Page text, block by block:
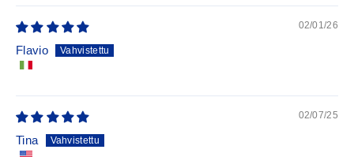
02/01/26
Flavio
02/07/25
Tina